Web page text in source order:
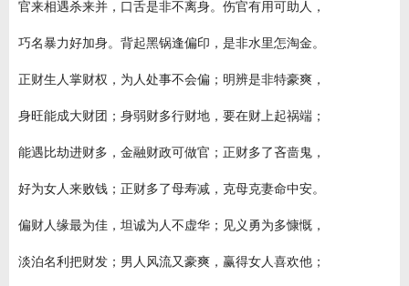
官来相遇杀来并，口舌是非不离身。伤官有用可助人，
巧名暴力好加身。背起黑锅逢偏印，是非水里怎淘金。
正财生人掌财权，为人处事不会偏；明辨是非特豪爽，
身旺能成大财团；身弱财多行财地，要在财上起祸端；
能遇比劫进财多，金融财政可做官；正财多了吝啬鬼，
好为女人来败钱；正财多了母寿减，克母克妻命中安。
偏财人缘最为佳，坦诚为人不虚华；见义勇为多慷慨，
淡泊名利把财发；男人风流又豪爽，赢得女人喜欢他；